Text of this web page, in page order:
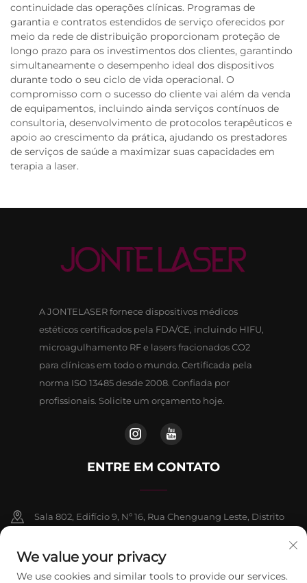
continuidade das operações clínicas. Programas de
garantia e contratos estendidos de serviço oferecidos por
meio da rede de distribuição proporcionam proteção de
longo prazo para os investimentos dos clientes, garantindo
simultaneamente o desempenho ideal dos dispositivos
durante todo o seu ciclo de vida operacional. O
compromisso com o sucesso do cliente vai além da venda
de equipamentos, incluindo ainda serviços contínuos de
consultoria, desenvolvimento de protocolos terapêuticos e
apoio ao crescimento da prática, ajudando os prestadores
de serviços de saúde a maximizar suas capacidades em
terapia a laser.
A JONTELASER fornece dispositivos médicos
estéticos certificados pela FDA/CE, incluindo HIFU,
microagulhamento RF e lasers fracionados CO2
para clínicas em todo o mundo. Certificada pela
norma ISO 13485 desde 2008. Confiada por
profissionais. Solicite um orçamento hoje.
ENTRE EM CONTATO
Sala 802, Edifício 9, Nº 16, Rua Chenguang Leste, Distrito
+86-13911459627
We value your privacy
We use cookies and similar tools to provide our services.